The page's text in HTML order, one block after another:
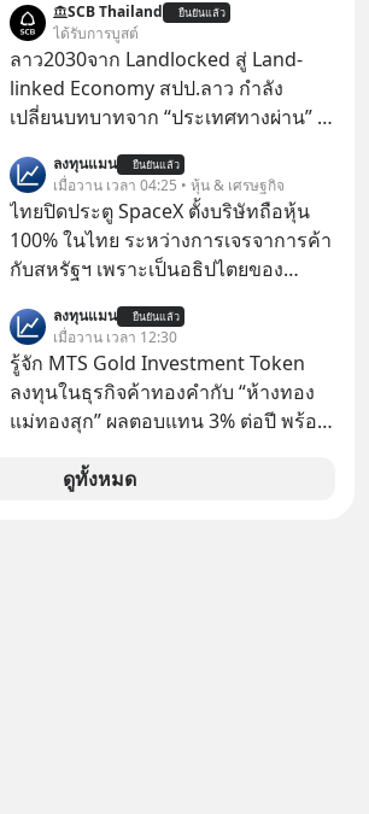
ราบคาบ จะถูกสกัดดาวรุ่งจนต้องเบรก
หัวทิ่มได้อย่างไร? นี่คือเรื่องจริงที่เพิ่ง
เกิดขึ้นในมาเลเซีย เมื่อรัฐบาลประกาศ
งัด “กฎเหล็ก” สั่งบล็อกการนำเข้ารถ EV
กำแพงราคานำเข้าขั้นต่ำสูงถึง 1.7 ล้าน
บาท! งานนี้ทำเอาค่ายยักษ์ใหญ่อย่าง
BYD ที่เคยกวาดเรียบยอดขายถึงกับ
สะดุดไปไม่เป็น แต่เบื้องหลังมาตรการ
สุดโต่งนี้ ไม่ใช่แค่การกีดกันทางการค้า
ธรรมดา แต่มันคือแผนอุ้มชูแบรนด์แห่ง
ชาติอย่าง Proton เพื่อรักษาตำแหน่ง
งานนับแสนชีวิตในประเทศ ค่ายรถจีน
จะแก้เกมหมากกระดานนี้อย่างไร? และ
ทำไมเรื่องนี้ถึงสั่นสะเทือนวงการยาน
เบื้องหลังสงคราม EV สุดเดือดนี้กัน
SCB Thailand ยืนยันแล้ว
ได้รับการบูสต์
ลาว2030จาก Landlocked สู่ Land-
linked Economy สปป.ลาว กำลัง
เปลี่ยนบทบาทจาก “ประเทศทางผ่าน” สู่
ของอนุภูมิภาคลุ่มแม่น้ำโขง
ลงทุนแมน ยืนยันแล้ว
เมื่อวาน เวลา 04:25 • หุ้น & เศรษฐกิจ
ไทยปิดประตู SpaceX ตั้งบริษัทถือหุ้น
100% ในไทย ระหว่างการเจรจาการค้า
กับสหรัฐฯ เพราะเป็นอธิปไตยของ
ประกาศจุดยืนชัดเจนว่า จะไม่อนุญาต
ให้บริษัทสหรัฐฯ ตั้งบริษัทโทรคมนาคม
ดาวเทียมที่ถือหุ้น 100% โดยชาวต่าง
ชาติ ในระหว่างการเจรจาการค้ากับ
รัฐบาลสหรัฐ โดยให้เหตุผลว่าเป็น
ประเด็นด้านอธิปไตยของประเทศ
ลงทุนแมน ยืนยันแล้ว
เมื่อวาน เวลา 12:30
รู้จัก MTS Gold Investment Token
ลงทุนในธุรกิจค้าทองคำกับ “ห้างทอง
แม่ทองสุก” ผลตอบแทน 3% ต่อปี พร้อม
ทองขึ้น / ลงทุนแมนจะเล่าให้ฟัง x MTS
ดูทั้งหมด